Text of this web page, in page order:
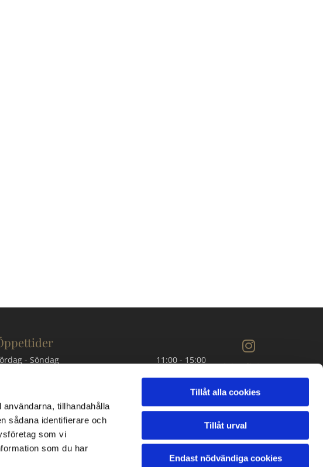
tillhandahålla
sådana identifierare och
som vi
som du har
Tillåt alla cookies
Tillåt urval
Endast nödvändiga cookies
- Söndag 11:00 - 15:00
Beställningsblankett
Integritet
& cookies